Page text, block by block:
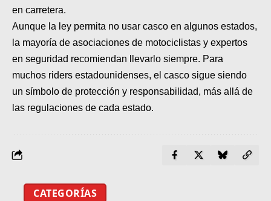
en carretera.
Aunque la ley permita no usar casco en algunos estados,
la mayoría de asociaciones de motociclistas y expertos
en seguridad recomiendan llevarlo siempre. Para
muchos riders estadounidenses, el casco sigue siendo
un símbolo de protección y responsabilidad, más allá de
las regulaciones de cada estado.
CATEGORÍAS